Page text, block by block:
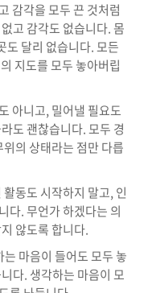
감각을 모두 끈 것처럼
고 감각도 없습니다. 몸
도 달리 없습니다. 모든
지도를 모두 놓아버립
아니고, 밀어낼 필요도
도 괜찮습니다. 모두 경
의 상태라는 점만 다릅
동도 시작하지 말고, 인
다. 무언가 하겠다는 의
않도록 합니다.
마음이 들어도 모두 놓
다. 생각하는 마음이 모